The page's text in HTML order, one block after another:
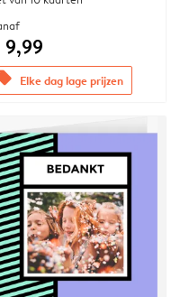
9,99
Elke dag lage prijzen